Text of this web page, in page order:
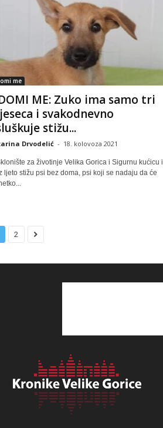
me
ME: Zuko ima samo tri
i svakodnevno
stižu...
Drvodelić - 18. kolovoza 2021
za životinje Velika Gorica i Sigurnu kućicu i
ljeto stižu psi bez doma, psi koji se nadaju da će
2